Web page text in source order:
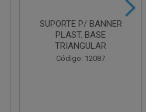
SUPORTE P/ BANNER
PLAST. BASE
TRIANGULAR
Código: 12087